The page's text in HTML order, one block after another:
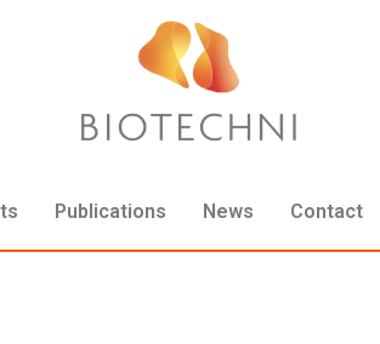
Publications News Contact